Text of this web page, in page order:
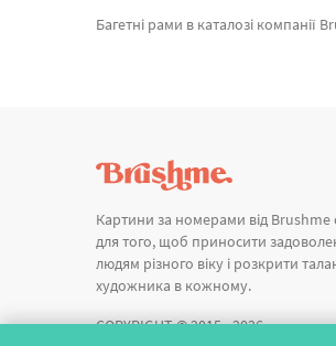
Багетні рами в каталозі компанії Brushme. На сторінці є можливість замовити Багетна рамка (темне дерево 2 см) 50х90
Картини за номерами від Brushme
для того, щоб приносити
людям різного віку і розкрити
художника в кожному.
COPYRIGHT © 2015 - 2026